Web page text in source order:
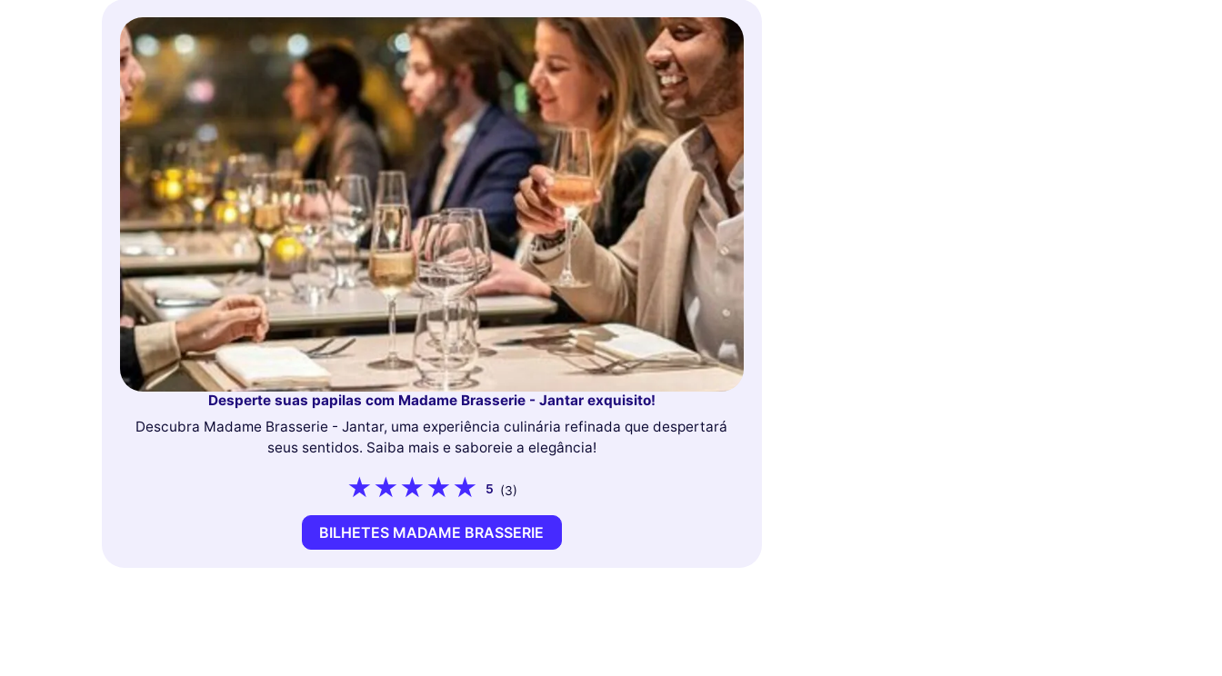
Desperte suas papilas com Madame Brasserie - Jantar exquisito!
Descubra Madame Brasserie - Jantar, uma experiência culinária refinada que despertará
seus sentidos. Saiba mais e saboreie a elegância!
5 (3)
BILHETES MADAME BRASSERIE